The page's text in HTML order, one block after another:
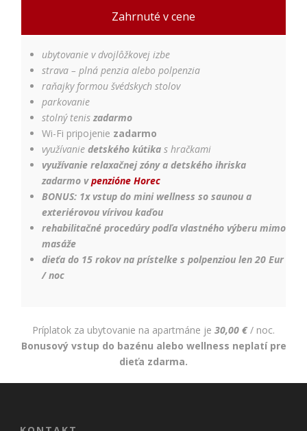
Zahrnuté v cene
ubytovanie v dvojlôžkovej izbe
strava – plná penzia alebo polpenzia
raňajky formou švédskych stolov
parkovanie
stolný teniszadarmo
Wi-Fi pripojenie zadarmo
využívanie detského kútika s hračkami
využívanie relaxačnej zóny a detského ihriska
zadarmo vpenzióne Horec
BONUS: 1x vstup do mini wellness so saunou a
exteriérovou vírivou kaďou
rehabilitačné procedúry podľa vlastného výberu mimo
masáže
dieťa do 15 rokov na prístelke s polpenziou len 20 Eur
/ noc
Príplatok za ubytovanie na apartmáne je 30,00 € / noc.
Bonusový vstup do bazénu alebo wellness neplatí pre
dieťa zdarma.